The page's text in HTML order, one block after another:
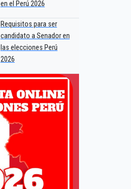
en el Perú 2026
Requisitos para ser
candidato a Senador en
las elecciones Perú
2026